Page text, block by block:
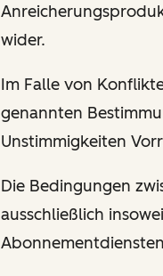
wider.
Im Falle von
genannten
Unstimmigkeiten
Die Bedingungen
ausschließlich